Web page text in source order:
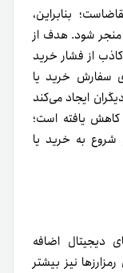
بنابراین،
شود. هدف از
از فشار خرید
سفارش خرید یا
ایجاد می‌کند
یافته است؛
شروع به خرید یا
دیجیتال اضافه
نیز بیشتر